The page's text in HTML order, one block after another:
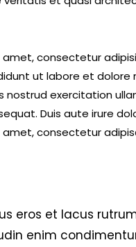
amet, consectetur
ut labore et dolore
nostrud exercitation
Duis aute irure
amet, consectetur
eros et lacus
enim